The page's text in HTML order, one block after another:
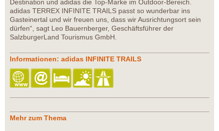
Destination und adidas die Top-Marke im Outdoor-Bereich.
adidas TERREX INFINITE TRAILS passt so wunderbar ins
Gasteinertal und wir freuen uns, dass wir Ausrichtungsort sein
dürfen“, sagt Leo Bauernberger, Geschäftsführer der
SalzburgerLand Tourismus GmbH.
Informationen: adidas INFINITE TRAILS
Mehr zum Thema